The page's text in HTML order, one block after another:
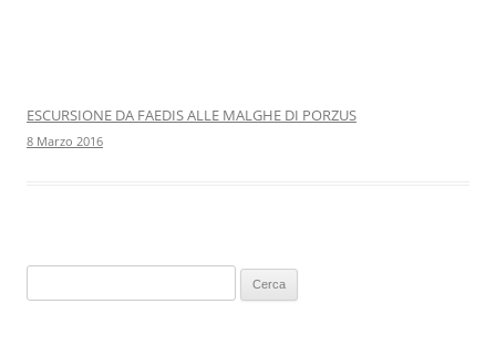
ESCURSIONE DA FAEDIS ALLE MALGHE DI PORZUS
8 Marzo 2016
per: